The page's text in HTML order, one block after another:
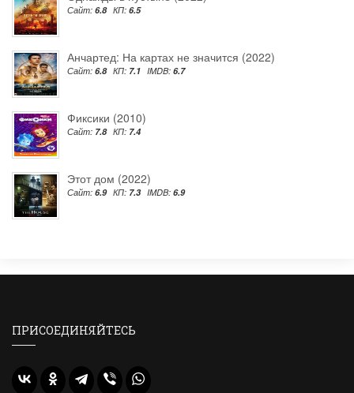
Сайт: 6.8 КП: 6.5
Анчартед: На картах не значится (2022)
Сайт: 6.8 КП: 7.1 IMDB: 6.7
Фиксики (2010)
Сайт: 7.8 КП: 7.4
Этот дом (2022)
Сайт: 6.9 КП: 7.3 IMDB: 6.9
ПРИСОЕДИНЯЙТЕСЬ